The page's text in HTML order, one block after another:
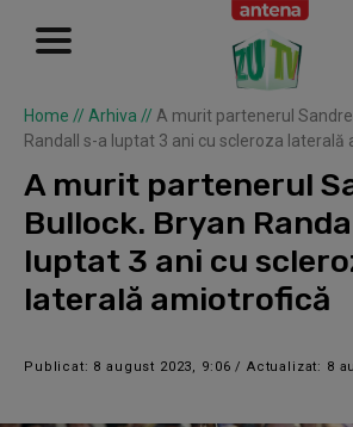
Home // Arhiva // A murit partenerul
Randall s-a luptat 3 ani cu scleroza laterală
A murit partenerul
Bullock. Bryan
luptat 3 ani cu
laterală amiotrofică
Publicat: 8 august 2023, 9:06 / Actualizat: 8